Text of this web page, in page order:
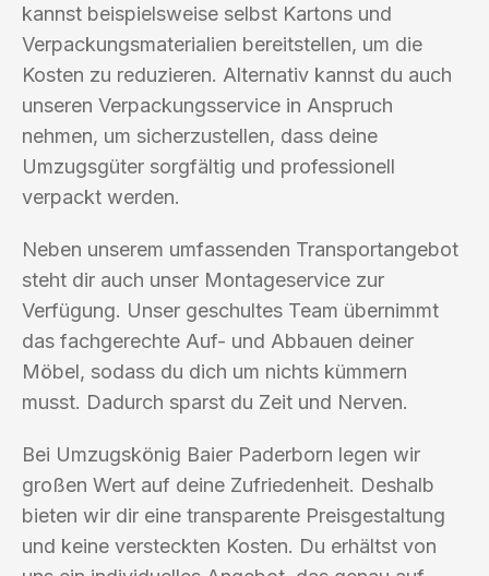
kannst beispielsweise selbst Kartons und
Verpackungsmaterialien bereitstellen, um die
Kosten zu reduzieren. Alternativ kannst du auch
unseren Verpackungsservice in Anspruch
nehmen, um sicherzustellen, dass deine
Umzugsgüter sorgfältig und professionell
verpackt werden.
Neben unserem umfassenden Transportangebot
steht dir auch unser Montageservice zur
Verfügung. Unser geschultes Team übernimmt
das fachgerechte Auf- und Abbauen deiner
Möbel, sodass du dich um nichts kümmern
musst. Dadurch sparst du Zeit und Nerven.
Bei Umzugskönig Baier Paderborn legen wir
großen Wert auf deine Zufriedenheit. Deshalb
bieten wir dir eine transparente Preisgestaltung
und keine versteckten Kosten. Du erhältst von